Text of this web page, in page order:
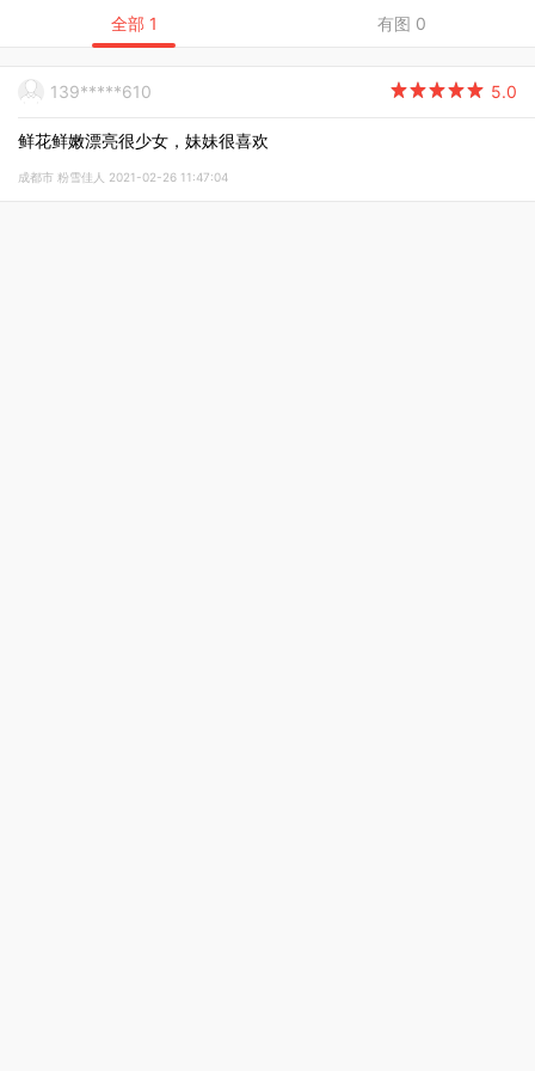
139*****610 5.0

鲜花鲜嫩漂亮很少女，妹妹很喜欢
成都市 粉雪佳人 2021-02-26 11:47:04
全部 1 有图 0